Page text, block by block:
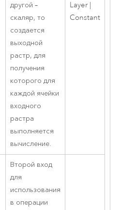
другой –
скаляр, то
создается
выходной
растр, для
получения
которого для
каждой ячейки
входного
растра
выполняется
вычисление.
Layer |
Constant
Второй вход
для
использования
в операции